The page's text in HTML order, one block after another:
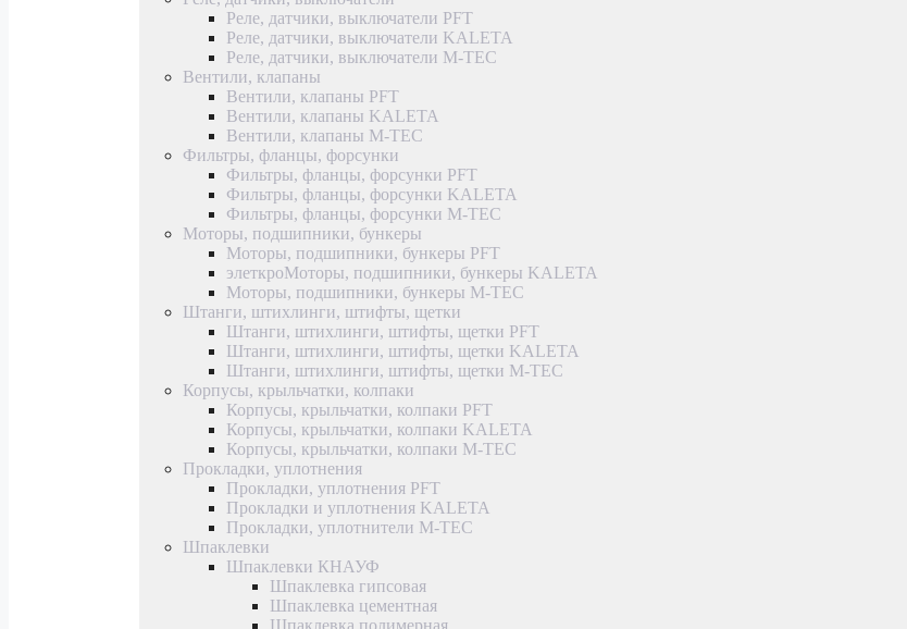
Реле, датчики, выключатели PFT
Реле, датчики, выключатели KALETA
Реле, датчики, выключатели M-TEC
Вентили, клапаны
Вентили, клапаны PFT
Вентили, клапаны KALETA
Вентили, клапаны M-TEC
Фильтры, фланцы, форсунки
Фильтры, фланцы, форсунки PFT
Фильтры, фланцы, форсунки KALETA
Фильтры, фланцы, форсунки M-TEC
Моторы, подшипники, бункеры
Моторы, подшипники, бункеры PFT
элеткроМоторы, подшипники, бункеры KALETA
Моторы, подшипники, бункеры M-TEC
Штанги, штихлинги, штифты, щетки
Штанги, штихлинги, штифты, щетки PFT
Штанги, штихлинги, штифты, щетки KALETA
Штанги, штихлинги, штифты, щетки M-TEC
Корпусы, крыльчатки, колпаки
Корпусы, крыльчатки, колпаки PFT
Корпусы, крыльчатки, колпаки KALETA
Корпусы, крыльчатки, колпаки M-TEC
Прокладки, уплотнения
Прокладки, уплотнения PFT
Прокладки и уплотнения KALETA
Прокладки, уплотнители M-TEC
Шпаклевки
Шпаклевки КНАУФ
Шпаклевка гипсовая
Шпаклевка цементная
Шпаклевка полимерная